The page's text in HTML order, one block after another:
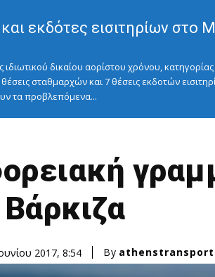
εκδότες εισιτηρίων στο
δικαίου αορίστου χρόνου,
σταθμαρχών και 7 θέσεις εκδοτών
τα προβλεπόμενα...
Βάρκιζα
2017, 8:54 By athenstransport